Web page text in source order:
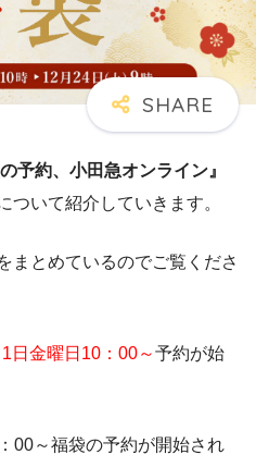
予約、小田急オンライン』
ついて紹介していきます。
まとめているのでご覧くださ
日金曜日10：00～予約が始
00～福袋の予約が開始され